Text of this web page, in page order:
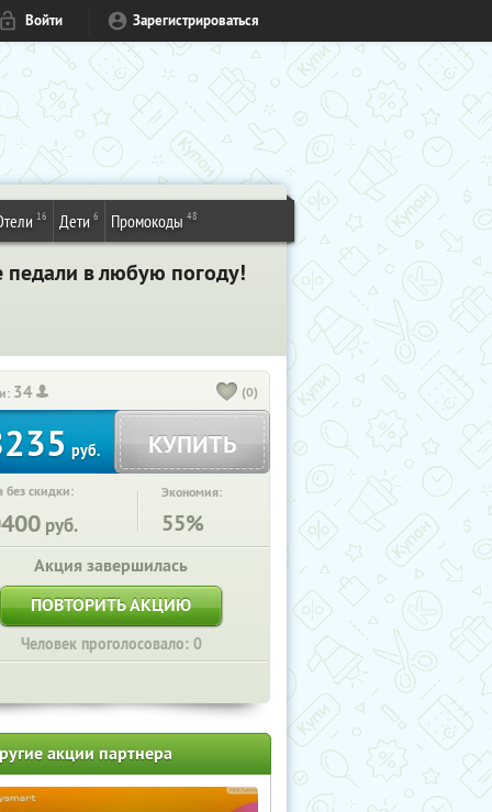
Войти Зарегистрироваться
16 Дети 6 Промокоды 48
педали в любую погоду!
34 (0)
руб. КУПИТЬ
без скидки:
руб.
Экономия:
55%
Акция завершилась
ПОВТОРИТЬ АКЦИЮ
Человек проголосовало: 0
акции партнера